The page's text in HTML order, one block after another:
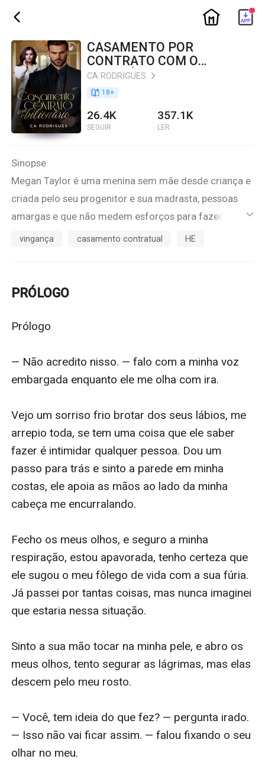
ic_back ic_home
CASAMENTO POR
CONTRATO COM O
BILIONÁRIO
CA RODRIGUES ic_arrow_right
book_age 18+
26.4K
SEGUIR
357.1K
LER
Sinopse
Megan Taylor é uma menina sem mãe desde criança e
criada pelo seu progenitor e sua madrasta, pessoas
amargas e que não medem esforços para fazer da
vida dela um inferno. Uma jovem que vive sem saber o
todas as formas ama-la. Megan possui um coração
um futuro onde houvesse liberdade e não existisse
seus 21 anos fosse obrigada a aceitar um casamento
arranjado pelo seu pai, lhe causando níveis elevados
marido. O que Megan não sabe é tudo que lhe espera
nessa enlance.
Liam Ricci é o CEO da empresa Ricci Investimentos SA,
um homem amado por sua família, mas que tem seu
coração fechado pro amor após passar por sua maior
decepção. Ensinado a ser uma máquina nos negócios
Um dia se vê sem saída diante de uma proposta
desafiadora do seu maior arqui rival, sem ter ao que
recorrer o CEO de ferro se vê diante do seu maior
desafio, porém vale tudo quando o poder estar em
jogo. O que Liam não sabe é que, uma vida nova lhe
Ele é a arrogante e prepotente;
Ela é doce e ingênua;
Ele só conhece a palavra poder;
Ele quer continuar com a sua liberdade;
Ela quer conhecer a liberdade;
Poderiam duas pessoas com personalidades tão
ic_default
vingança casamento contratual HE
PRÓLOGO
Prólogo
— Não acredito nisso. — falo com a minha voz
embargada enquanto ele me olha com ira.
Vejo um sorriso frio brotar dos seus lábios, me
arrepio toda, se tem uma coisa que ele saber
fazer é intimidar qualquer pessoa. Dou um
passo para trás e sinto a parede em minha
costas, ele apoia as mãos ao lado da minha
cabeça me encurralando.
Fecho os meus olhos, e seguro a minha
respiração, estou apavorada, tenho certeza que
ele sugou o meu fôlego de vida com a sua fúria.
Já passei por tantas coisas, mas nunca imaginei
que estaria nessa situação.
Sinto a sua mão tocar na minha pele, e abro os
meus olhos, tento segurar as lágrimas, mas elas
descem pelo meu rosto.
— Você, tem ideia do que fez? — pergunta irado.
— Isso não vai ficar assim. — falou fixando o seu
olhar no meu.